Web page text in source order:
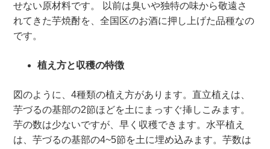
せない原材料です。 以前は臭いや独特の味から敬遠さ
れてきた芋焼酎を、全国区のお酒に押し上げた品種なの
です。
植え方と収穫の特徴
図のように、4種類の植え方があります。直立植えは、
芋づるの基部の2節ほどを土にまっすぐ挿しこみます。
芋の数は少ないですが、早く収穫できます。水平植え
は、芋づるの基部の4~5節を土に埋め込みます。芋数は